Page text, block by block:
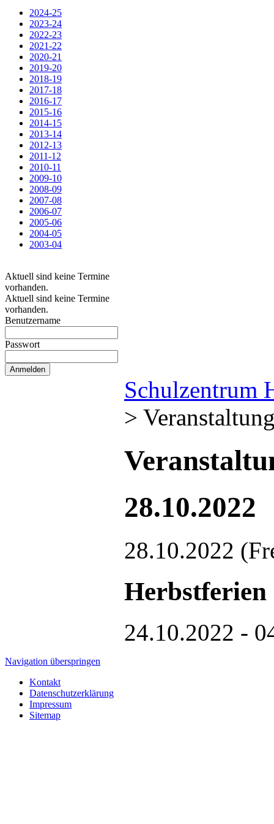
2024-25
2023-24
2022-23
2021-22
2020-21
2019-20
2018-19
2017-18
2016-17
2015-16
2014-15
2013-14
2012-13
2011-12
2010-11
2009-10
2008-09
2007-08
2006-07
2005-06
2004-05
2003-04
Aktuell sind keine Termine
vorhanden.
Aktuell sind keine Termine
vorhanden.
Benutzername
Passwort
Schulzentrum
>
28.10.2022
28.10.2022
Herbstferien
24.10.2022 -
Navigation überspringen
Kontakt
Datenschutzerklärung
Impressum
Sitemap